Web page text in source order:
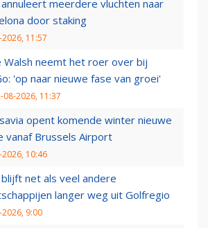
annuleert meerdere vluchten naar
door staking
11:57
Walsh neemt het roer over bij
'op naar nieuwe fase van groei'
08-2026, 11:37
opent komende winter nieuwe
vanaf Brussels Airport
2026, 10:46
blijft net als veel andere
langer weg uit Golfregio
2026, 9:00